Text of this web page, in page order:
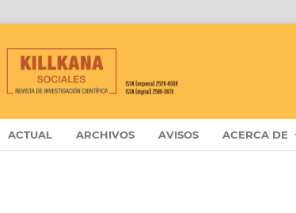
ACTUAL ARCHIVOS AVISOS ACERCA DE